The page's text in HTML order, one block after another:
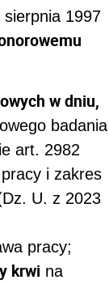
1997
w dniu,
badania
art. 2982
i zakres
U. z 2023
pracy;
krwi na